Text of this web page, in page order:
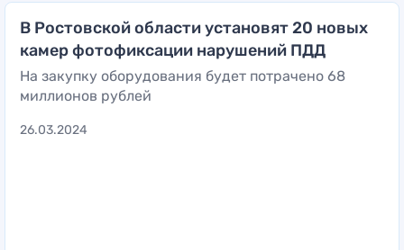
В Ростовской области установят 20 новых
камер фотофиксации нарушений ПДД
На закупку оборудования будет потрачено 68
миллионов рублей
26.03.2024